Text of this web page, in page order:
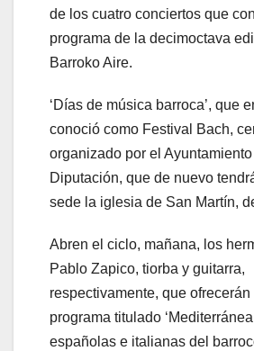
de los cuatro conciertos que
programa de la decimoctava
Barroko Aire.
‘Días de música barroca’, que
conoció como Festival Bach,
organizado por el
Diputación, que de nuevo
sede la iglesia de San Martín,
Abren el ciclo, mañana, los
Pablo Zapico, tiorba y guitarra,
respectivamente, que
programa titulado
españolas e italianas del